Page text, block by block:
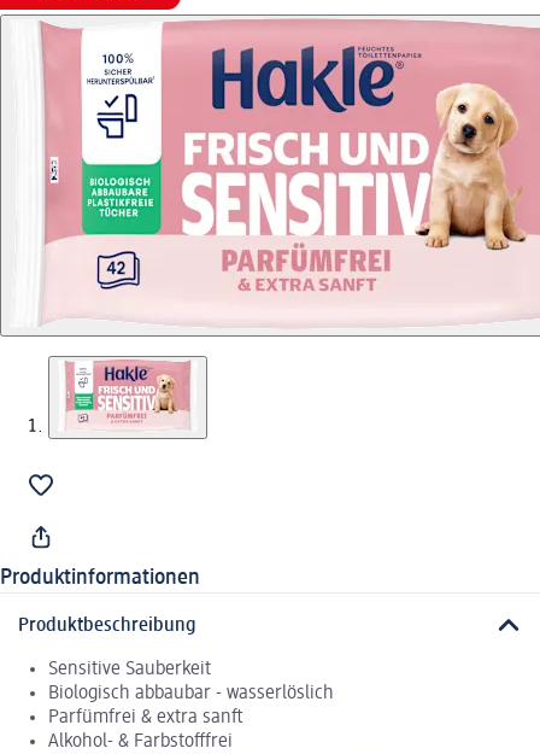
Produktinformationen
Produktbeschreibung
Sensitive Sauberkeit
Biologisch abbaubar - wasserlöslich
Parfümfrei & extra sanft
Alkohol- & Farbstofffrei